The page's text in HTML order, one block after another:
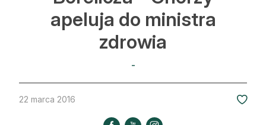
Ochrona lasu
Nowe technologie
Kultura i historia
Strefa eksperta
apeluja do ministra
zdrowia
-
22 marca 2016